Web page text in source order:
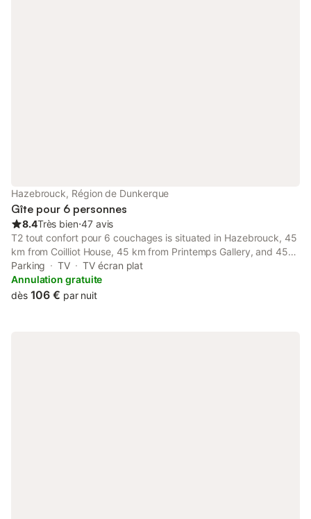
Hazebrouck, Région de Dunkerque
Gîte pour 6 personnes
8.4Très bien⋅47 avis
T2 tout confort pour 6 couchages is situated in Hazebrouck, 45
km from Coilliot House, 45 km from Printemps Gallery, and 45
km from The Old Lille District.
Parking TV
TV écran plat
Annulation gratuite
dès 106 € par nuit